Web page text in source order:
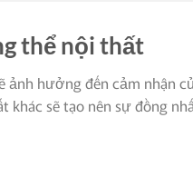
thể nội thất
ảnh hưởng đến cảm nhận
khác sẽ tạo nên sự đồng